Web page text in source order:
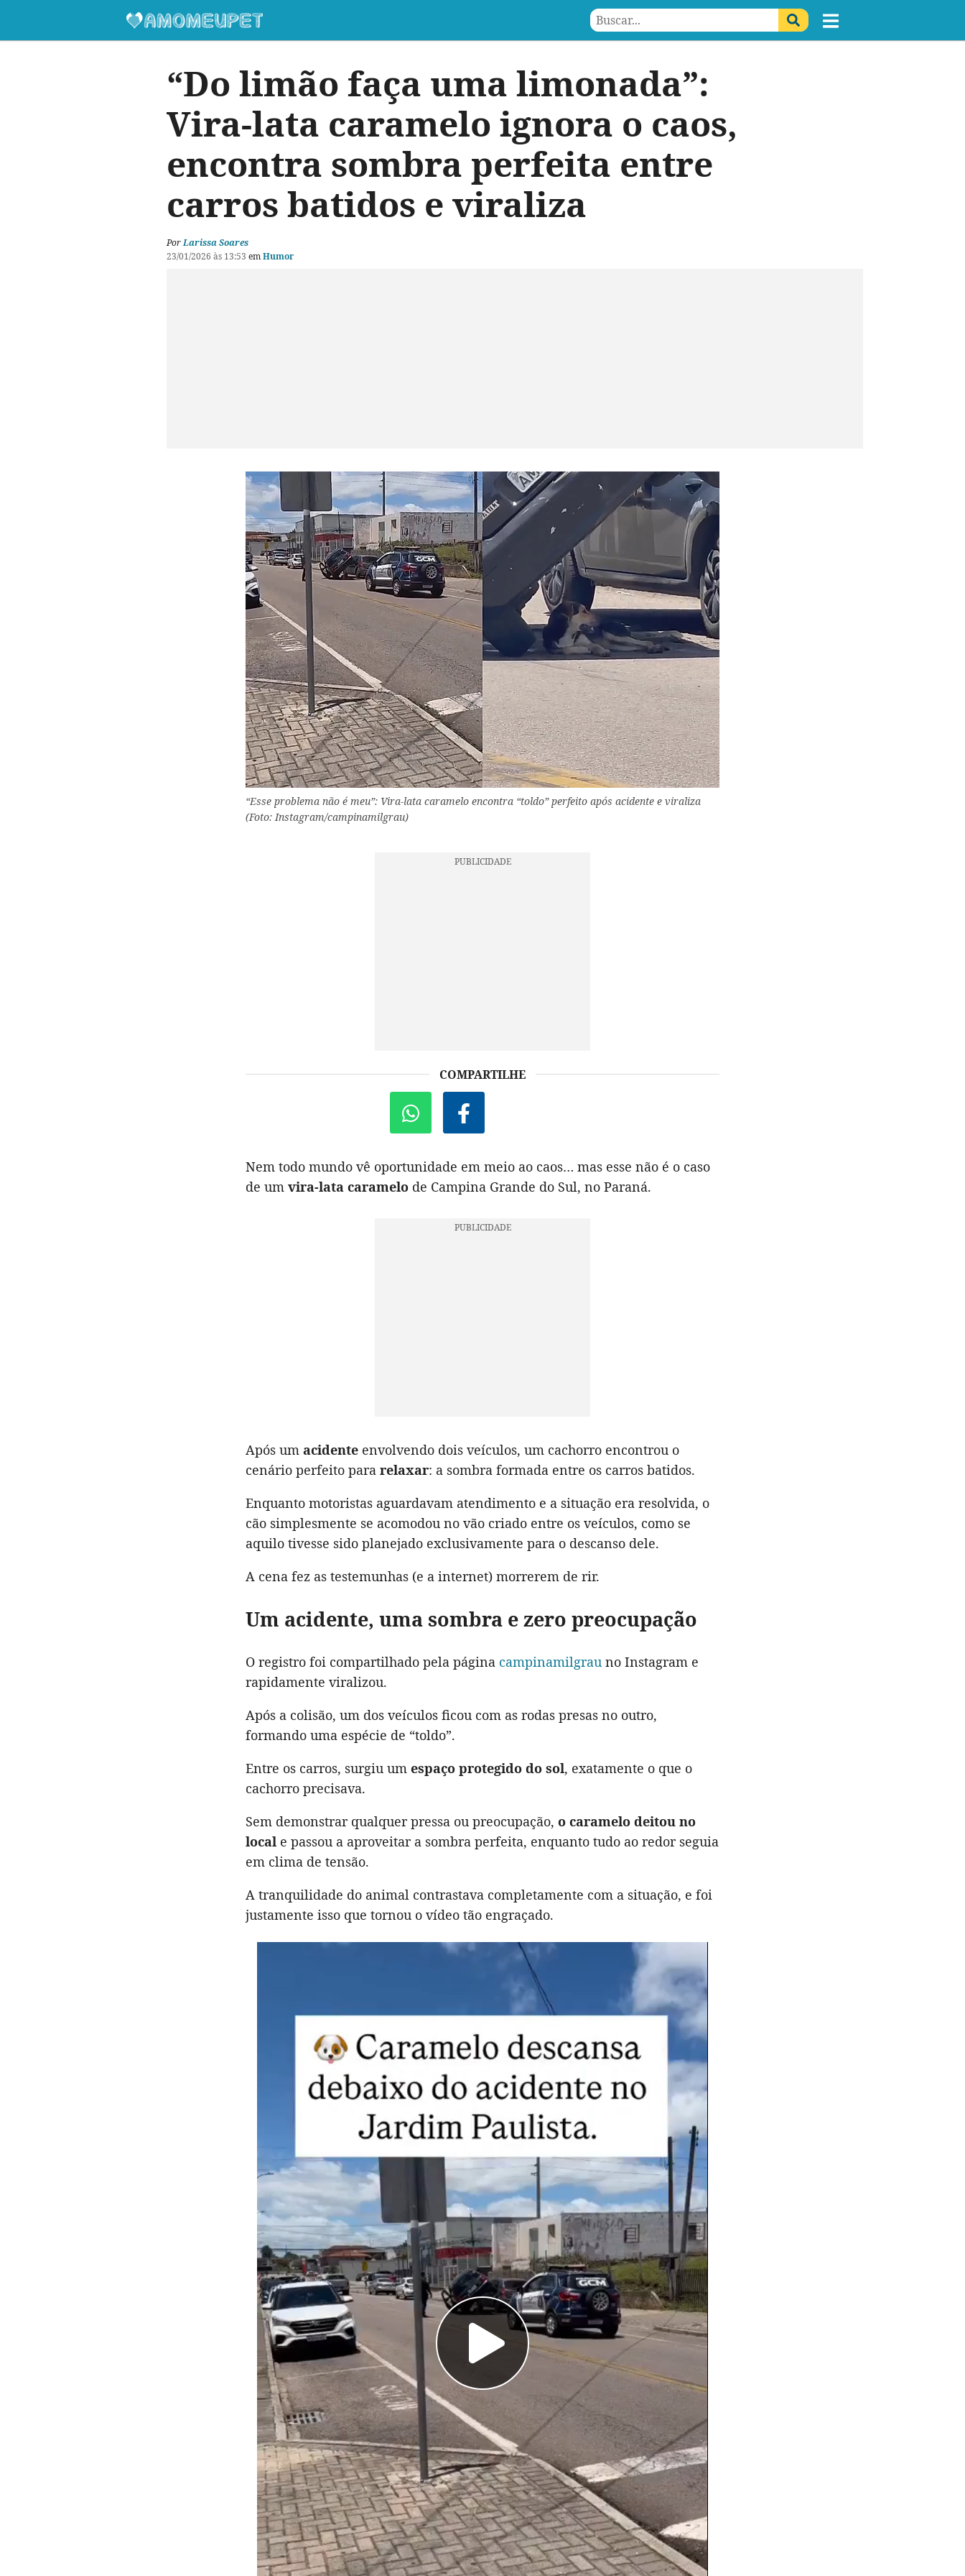
“Do limão faça uma limonada”:
Vira-lata caramelo ignora o caos,
encontra sombra perfeita entre
carros batidos e viraliza
PorLarissa Soares
23/01/2026 às 13:53 emHumor
“Esse problema não é meu”: Vira-lata caramelo encontra “toldo” perfeito após acidente e viraliza
(Foto: Instagram/campinamilgrau)
COMPARTILHE
Nem todo mundo vê oportunidade em meio ao caos… mas esse não é o caso
de um vira-lata caramelo de Campina Grande do Sul, no Paraná.
Após um acidente envolvendo dois veículos, um cachorro encontrou o
cenário perfeito para relaxar: a sombra formada entre os carros batidos.
Enquanto motoristas aguardavam atendimento e a situação era resolvida, o
cão simplesmente se acomodou no vão criado entre os veículos, como se
aquilo tivesse sido planejado exclusivamente para o descanso dele.
A cena fez as testemunhas (e a internet) morrerem de rir.
Um acidente, uma sombra e zero preocupação
O registro foi compartilhado pela página campinamilgrau no Instagram e
rapidamente viralizou.
Após a colisão, um dos veículos ficou com as rodas presas no outro,
formando uma espécie de “toldo”.
Entre os carros, surgiu um espaço protegido do sol, exatamente o que o
cachorro precisava.
Sem demonstrar qualquer pressa ou preocupação, o caramelo deitou no
local e passou a aproveitar a sombra perfeita, enquanto tudo ao redor seguia
em clima de tensão.
A tranquilidade do animal contrastava completamente com a situação, e foi
justamente isso que tornou o vídeo tão engraçado.